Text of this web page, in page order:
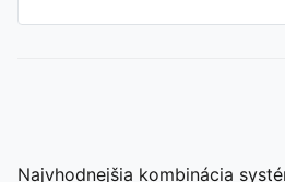
Najvhodnejšia kombinácia